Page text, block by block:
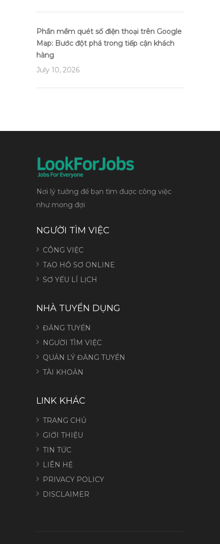
Phần mềm quét số điện thoại trên Google
Map: Bước đột phá trong tiếp cận khách
hàng
July 10, 2026
Nơi lý tưởng để bạn tìm được công việc
như mong đợi
NGƯỜI TÌM VIỆC
CÔNG VIỆC
TẠO HỒ SƠ ONLINE
SƠ YẾU LÍ LỊCH
NHÀ TUYỂN DỤNG
ĐĂNG TUYỂN
NGƯỜI TÌM VIỆC
QUẢN LÝ ĐĂNG TUYỂN
TÀI KHOẢN
LINK KHÁC
TRANG CHỦ
GIỚI THIỆU
TIN TỨC
LIÊN HỆ
PRIVACY POLICY
DISCLAIMER